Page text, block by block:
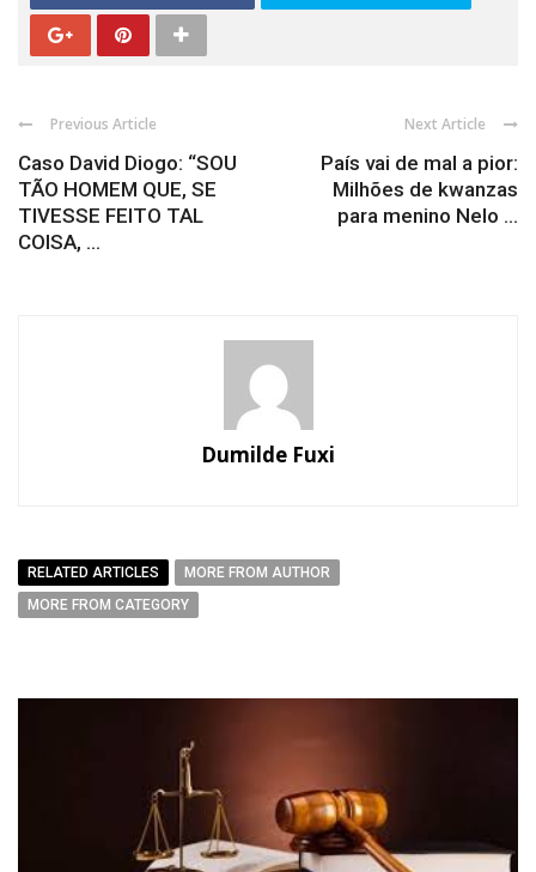
Previous Article
Caso David Diogo: “SOU
TÃO HOMEM QUE, SE
TIVESSE FEITO TAL
COISA, ...
Next Article
País vai de mal a pior:
Milhões de kwanzas
para menino Nelo ...
Dumilde Fuxi
RELATED ARTICLES
MORE FROM AUTHOR
MORE FROM CATEGORY